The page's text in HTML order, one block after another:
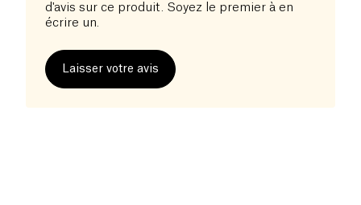
d'avis sur ce produit. Soyez le premier à en
écrire un.
Laisser votre avis